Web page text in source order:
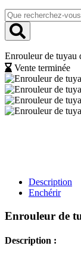
Que
recherchez-
vous
Enrouleur de tuyau
Vente terminée
Description
Enchérir
Enrouleur de
Description :